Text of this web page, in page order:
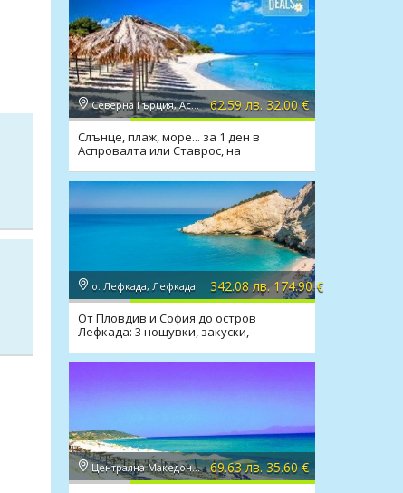
Северна Гърция, Аспровалта 62.59 лв. 32.00 €
Слънце, плаж, море... за 1 ден в
Аспровалта или Ставрос, на
о. Лефкада, Лефкада 342.08 лв. 174.90 €
От Пловдив и София до остров
Лефкада: 3 нощувки, закуски,
Централна Македония, Солун 69.63 лв. 35.60 €